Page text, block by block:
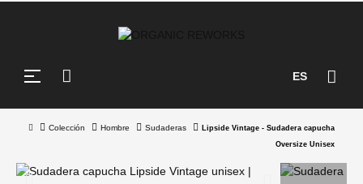
Navegación
palanca
☰ ES
Colección Hombre Sudaderas
Lipside Vintage - Sudadera capucha
Oversize Unisex